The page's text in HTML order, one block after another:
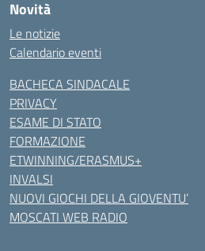
Novità
Le notizie
Calendario eventi
BACHECA SINDACALE
PRIVACY
ESAME DI STATO
FORMAZIONE
ETWINNING/ERASMUS+
INVALSI
NUOVI GIOCHI DELLA GIOVENTU’
MOSCATI WEB RADIO